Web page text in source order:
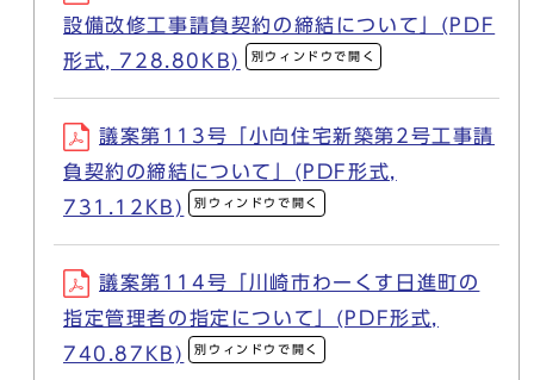
設備改修工事請負契約の締結について」(PDF
形式, 728.80KB)
別ウィンドウで開く
議案第113号「小向住宅新築第2号工事請
負契約の締結について」(PDF形式,
731.12KB)
別ウィンドウで開く
議案第114号「川崎市わーくす日進町の
指定管理者の指定について」(PDF形式,
740.87KB)
別ウィンドウで開く